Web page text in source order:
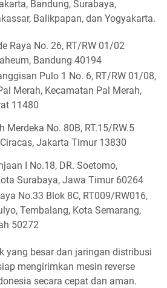
Bandung, Surabaya,
Balikpapan, dan Yogyakarta.
Raya No. 26, RT/RW 01/02
Bandung 40194
Pulo 1 No. 6, RT/RW 01/08,
Merah, Kecamatan Pal Merah,
11480
Merdeka No. 80B, RT.15/RW.5
Jakarta Timur 13830
I No.18, DR. Soetomo,
Surabaya, Jawa Timur 60264
No.33 Blok 8C, RT009/RW016,
Tembalang, Kota Semarang,
50272
yang besar dan jaringan distribusi
mengirimkan mesin reverse
secara cepat dan aman.